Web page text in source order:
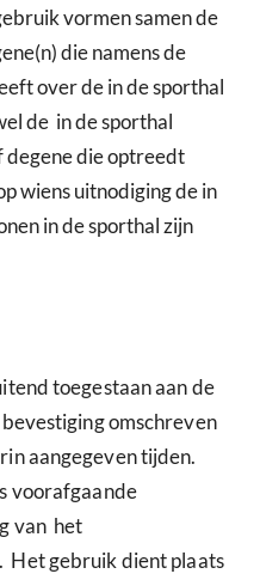
vormen samen de
die namens de
over de in de sporthal
de in de sporthal
die optreedt
wiens uitnodiging de in
in de sporthal zijn
toegestaan aan de
omschreven
aangegeven tijden.
voorafgaande
van het
Het gebruik dient plaats